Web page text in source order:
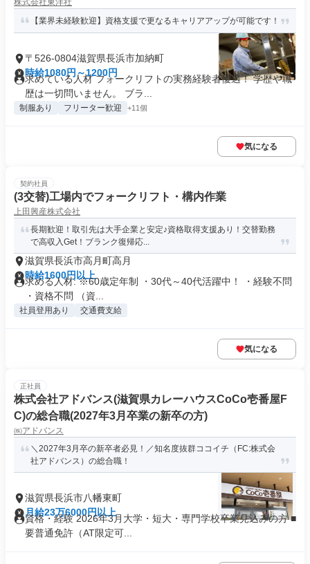
株式会社東洋社
【業界未経験歓迎】資格支援で更なるキャリアアップが可能です！
〒526-0804滋賀県長浜市加納町
時給1080円～1200円
求めている人材 フォークリフトの実務経験者優遇！ 学歴や職
歴は一切問いません。 ブラ...
制服あり フリーター歓迎 +11個
気になる
契約社員
(3交替)工場内でフォークリフト・構内作業
上田興産株式会社
長期歓迎！取引先は大手企業と安定♪資格取得支援あり！交替勤務
で高収入Get！ブランク復帰応...
滋賀県長浜市高月町高月
時給1600円以上
求める人材: ※60歳定年制 ・30代～40代活躍中！ ・経験不問
・資格不問 （資...
社員登用あり 交通費支給
気になる
正社員
株式会社アドバンス(滋賀県カレーハウスCoCo壱番屋F
C)の総合職(2027年3月卒業の新卒の方)
㈱アドバンス
＼2027年3月卒の新卒者必見！／知名度抜群ココイチ（FC:株式会
社アドバンス）の総合職！
滋賀県長浜市八幡東町
月給23万6000円以上
資格・経験 2026年3月大学・短大・専門学校卒業見込みの方 ■
要普通免許（AT限定可...